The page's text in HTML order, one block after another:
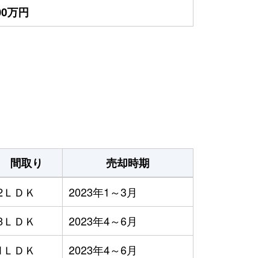
万円
間取り
売却時期
ＤＫ
2023年1～3月
ＤＫ
2023年4～6月
ＬＤＫ
2023年4～6月